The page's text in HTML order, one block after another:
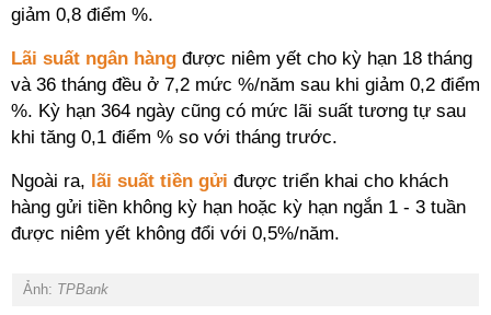
giảm 0,8 điểm %.
Lãi suất ngân hàng được niêm yết cho kỳ hạn 18 tháng
và 36 tháng đều ở 7,2 mức %/năm sau khi giảm 0,2 điểm
%. Kỳ hạn 364 ngày cũng có mức lãi suất tương tự sau
khi tăng 0,1 điểm % so với tháng trước.
Ngoài ra, lãi suất tiền gửi được triển khai cho khách
hàng gửi tiền không kỳ hạn hoặc kỳ hạn ngắn 1 - 3 tuần
được niêm yết không đổi với 0,5%/năm.
Ảnh: TPBank